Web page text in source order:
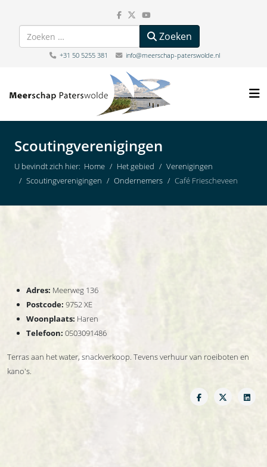
Zoeken Zoeken
+31 50 5255 381 info@meerschap-paterswolde.nl
Scoutingverenigingen
U bevindt zich hier: Home Het gebied
Verenigingen
Scoutingverenigingen
Ondernemers Café Friescheveen
Adres: Meerweg 136
Postcode: 9752 XE
Woonplaats: Haren
Telefoon: 0503091486
Terras aan het water, snackverkoop. Tevens verhuur van roeiboten en
kano's.